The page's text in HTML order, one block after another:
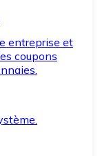
entreprise et
coupons